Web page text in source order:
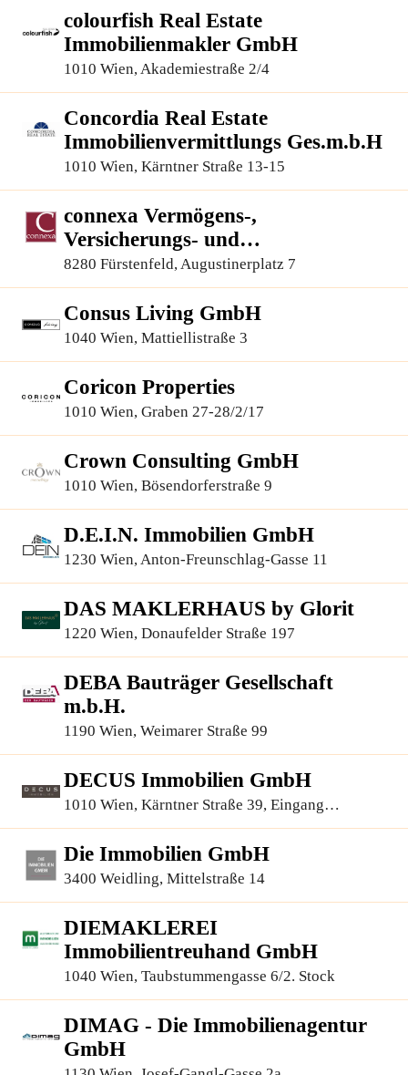
colourfish Real Estate
Immobilienmakler GmbH
1010 Wien, Akademiestraße 2/4
Concordia Real Estate
Immobilienvermittlungs Ges.m.b.H
1010 Wien, Kärntner Straße 13-15
connexa Vermögens-,
Versicherungs- und
Finanzierungsberatung GmbH
8280 Fürstenfeld, Augustinerplatz 7
Consus Living GmbH
1040 Wien, Mattiellistraße 3
Coricon Properties
1010 Wien, Graben 27-28/2/17
Crown Consulting GmbH
1010 Wien, Bösendorferstraße 9
D.E.I.N. Immobilien GmbH
1230 Wien, Anton-Freunschlag-Gasse 11
DAS MAKLERHAUS by Glorit
1220 Wien, Donaufelder Straße 197
DEBA Bauträger Gesellschaft
m.b.H.
1190 Wien, Weimarer Straße 99
DECUS Immobilien GmbH
1010 Wien, Kärntner Straße 39, Eingang
Die Immobilien GmbH
3400 Weidling, Mittelstraße 14
DIEMAKLEREI
Immobilientreuhand GmbH
1040 Wien, Taubstummengasse 6/2. Stock
DIMAG - Die Immobilienagentur
GmbH